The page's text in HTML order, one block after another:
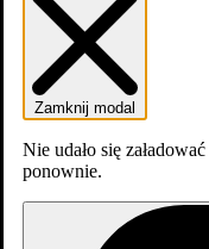
Zamknij modal
Nie udało się
ponownie.